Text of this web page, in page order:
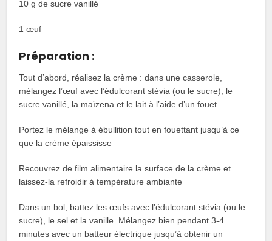
10 g de sucre vanillé
1 œuf
Préparation :
Tout d’abord, réalisez la crème : dans une casserole,
mélangez l’œuf avec l’édulcorant stévia (ou le sucre), le
sucre vanillé, la maïzena et le lait à l’aide d’un fouet
Portez le mélange à ébullition tout en fouettant jusqu’à ce
que la crème épaississe
Recouvrez de film alimentaire la surface de la crème et
laissez-la refroidir à température ambiante
Dans un bol, battez les œufs avec l’édulcorant stévia (ou le
sucre), le sel et la vanille. Mélangez bien pendant 3-4
minutes avec un batteur électrique jusqu’à obtenir un